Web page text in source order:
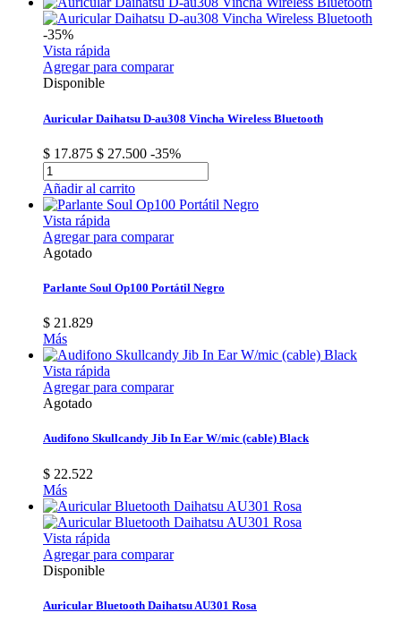
-35%
Vista rápida
Agregar para comparar
Disponible
Auricular Daihatsu D-au308 Vincha Wireless Bluetooth
$ 17.875 $ 27.500 -35%
Añadir al carrito
Vista rápida
Agregar para comparar
Agotado
Parlante Soul Op100 Portátil Negro
$ 21.829
Más
Vista rápida
Agregar para comparar
Agotado
Audifono Skullcandy Jib In Ear W/mic (cable) Black
$ 22.522
Más
Vista rápida
Agregar para comparar
Disponible
Auricular Bluetooth Daihatsu AU301 Rosa